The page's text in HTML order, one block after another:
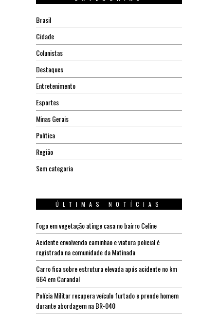
Brasil
Cidade
Colunistas
Destaques
Entretenimento
Esportes
Minas Gerais
Política
Região
Sem categoria
ÚLTIMAS NOTÍCIAS
Fogo em vegetação atinge casa no bairro Celine
Acidente envolvendo caminhão e viatura policial é
registrado na comunidade da Matinada
Carro fica sobre estrutura elevada após acidente no km
664 em Carandaí
Polícia Militar recupera veículo furtado e prende homem
durante abordagem na BR-040